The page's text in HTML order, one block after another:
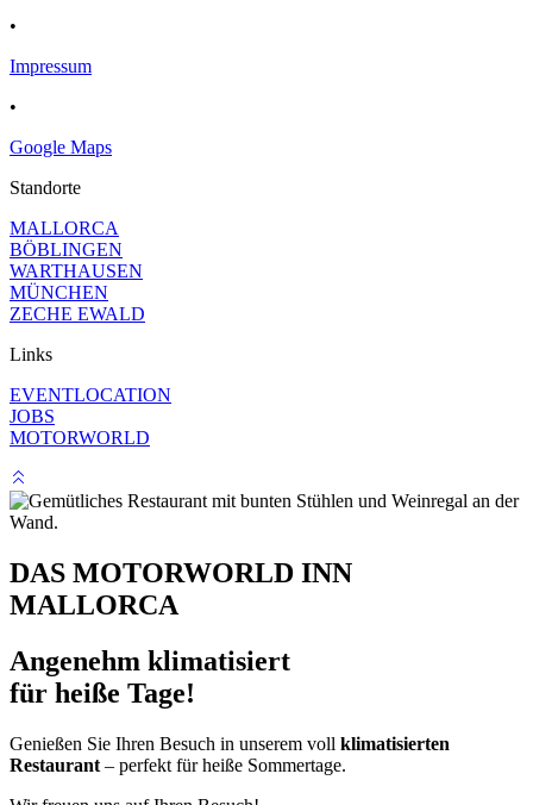
•
Impressum
•
Google Maps
Standorte
MALLORCA
BÖBLINGEN
WARTHAUSEN
MÜNCHEN
ZECHE EWALD
Links
EVENTLOCATION
JOBS
MOTORWORLD
DAS MOTORWORLD INN
MALLORCA
Angenehm klimatisiert
für heiße Tage!
Genießen Sie Ihren Besuch in unserem voll klimatisierten
Restaurant – perfekt für heiße Sommertage.